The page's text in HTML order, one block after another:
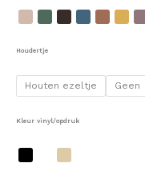
Houdertje
Houten ezeltje Geen
Kleur vinyl/opdruk